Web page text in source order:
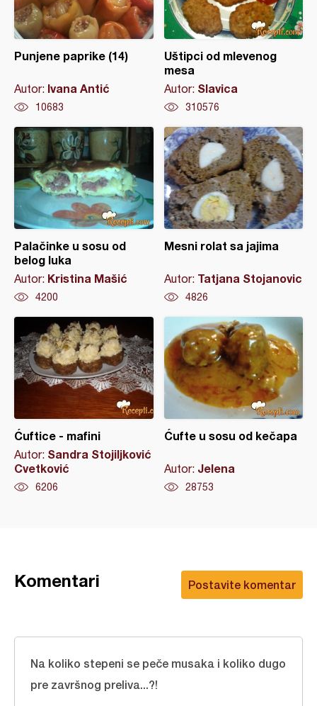
Punjene paprike (14)
Autor: Ivana Antić
10683
Uštipci od mlevenog
mesa
Autor: Slavica
310576
Palačinke u sosu od
belog luka
Autor: Kristina Mašić
4200
Mesni rolat sa jajima
Autor: Tatjana Stojanovic
4826
Ćuftice - mafini
Autor: Sandra Stojiljković
Cvetković
6206
Ćufte u sosu od kečapa
Autor: Jelena
28753
Postavite komentar
Komentari
Na koliko stepeni se peče musaka i koliko dugo
pre završnog preliva...?!